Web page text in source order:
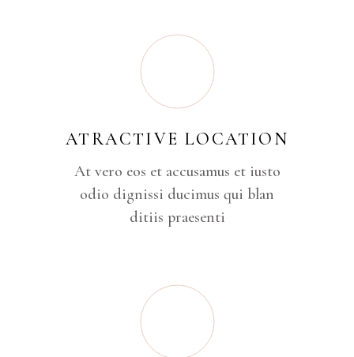
ATRACTIVE LOCATION
At vero eos et accusamus et iusto
odio dignissi ducimus qui blan
ditiis praesenti